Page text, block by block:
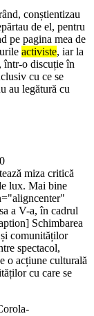
conștientizau
de el, pentru
pe pagina mea de
activiste, iar la
într-o discuție în
cu ce se
au legătură cu
miza critică
lux. Mai bine
a V-a, în cadrul
Schimbarea
comunităților
spectacol,
o acțiune culturală
cu care se